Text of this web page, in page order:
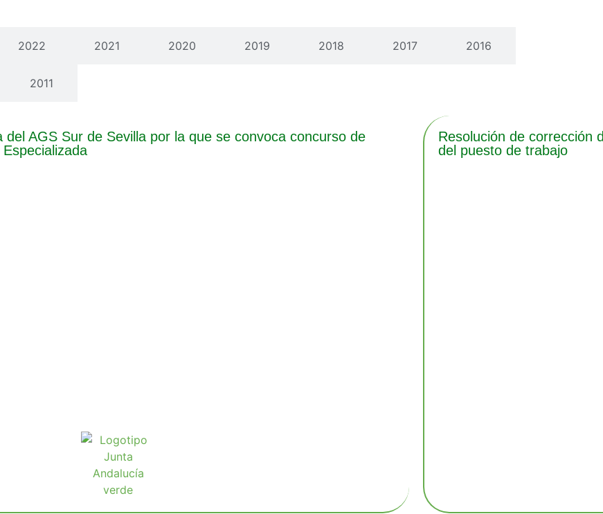
2022 2021 2020 2019 2018 2017 2016
2011
del AGS Sur de Sevilla por la que se convoca concurso de
Resolución de corrección
del puesto de trabajo